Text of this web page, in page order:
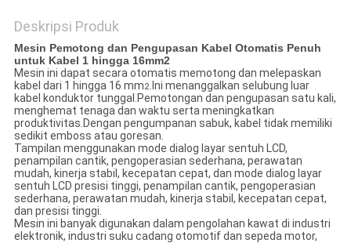
Deskripsi Produk
Mesin Pemotong dan Pengupasan Kabel Otomatis Penuh
untuk Kabel 1 hingga 16mm2
Mesin ini dapat secara otomatis memotong dan melepaskan
kabel dari 1 hingga 16 mm2.Ini menanggalkan selubung luar
kabel konduktor tunggal.Pemotongan dan pengupasan satu kali,
menghemat tenaga dan waktu serta meningkatkan
produktivitas.Dengan pengumpanan sabuk, kabel tidak memiliki
sedikit emboss atau goresan.
Tampilan menggunakan mode dialog layar sentuh LCD,
penampilan cantik, pengoperasian sederhana, perawatan
mudah, kinerja stabil, kecepatan cepat, dan mode dialog layar
sentuh LCD presisi tinggi, penampilan cantik, pengoperasian
sederhana, perawatan mudah, kinerja stabil, kecepatan cepat,
dan presisi tinggi.
Mesin ini banyak digunakan dalam pengolahan kawat di industri
elektronik, industri suku cadang otomotif dan sepeda motor,